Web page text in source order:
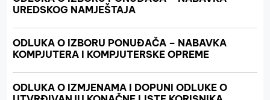
UREDSKOG NAMJEŠTAJA
ODLUKA O IZBORU PONUĐAČA – NABAVKA
KOMPJUTERA I KOMPJUTERSKE OPREME
ODLUKA O IZMJENAMA I DOPUNI ODLUKE O